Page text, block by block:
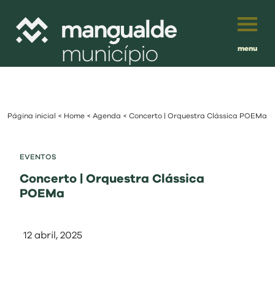
menu
investir
balcão digital
Português
Traduzido por:
Página inicial < Home < Agenda < Concerto | Orquestra Clássica POEMa
EVENTOS
Concerto | Orquestra Clássica
POEMa
12 abril, 2025